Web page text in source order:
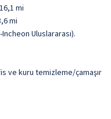
mi
mi
Uluslararası).
ve kuru temizleme/çamaşır